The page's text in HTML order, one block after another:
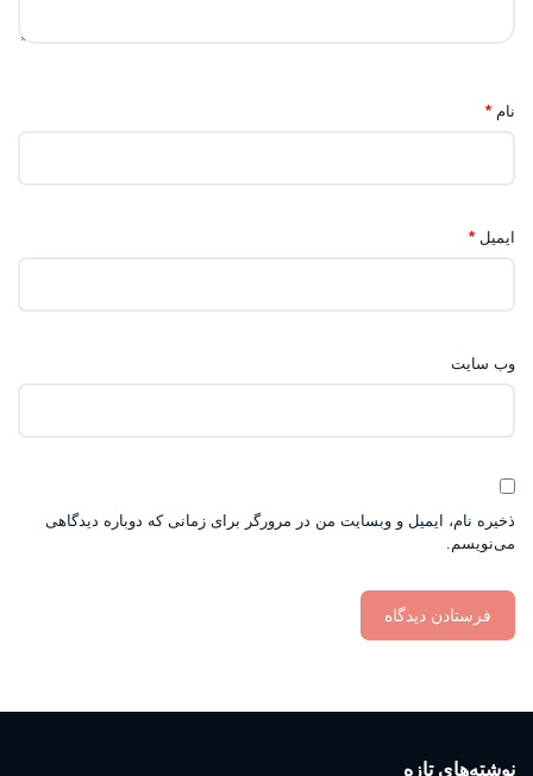
نام *
ایمیل *
وب‌ سایت
ذخیره نام، ایمیل و وبسایت من در مرورگر برای زمانی که دوباره دیدگاهی
می‌نویسم.
نوشته‌های تازه